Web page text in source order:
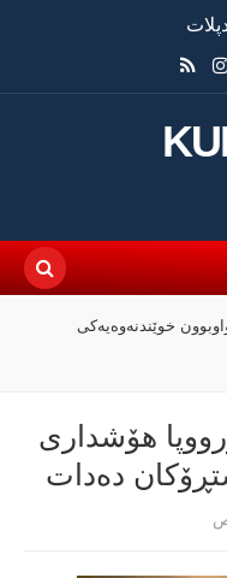
باشووری کوردستان
هۆشداری
دەدات